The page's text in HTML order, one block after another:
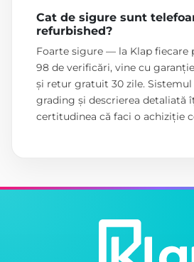
Cat de sigure sunt
refurbished?
Foarte sigure — la Klap fiecare
98 de verificări, vine cu
și retur gratuit 30 zile.
grading și descrierea detaliată
certitudinea că faci o achiziție